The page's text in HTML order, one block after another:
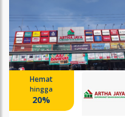
Hemat
hingga
20%